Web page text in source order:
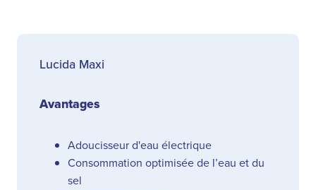
Lucida Maxi
Avantages
Adoucisseur d'eau électrique
Consommation optimisée de l’eau et du
sel